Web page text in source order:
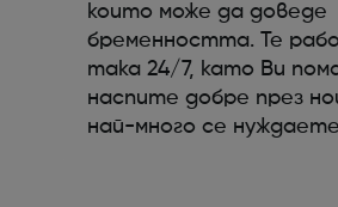
които може да доведе
бременността. Те
така 24/7, като Ви
наспите добре през
най-много се